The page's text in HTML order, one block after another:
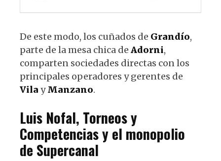
De este modo, los cuñados de Grandío,
parte de la mesa chica de Adorni,
comparten sociedades directas con los
principales operadores y gerentes de
Vila yManzano.
Luis Nofal, Torneosy
Competenciasy el monopolio
de Supercanal